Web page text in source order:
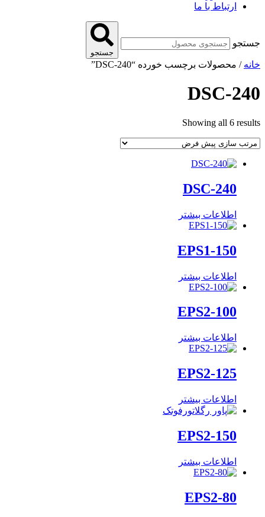
ارتباط با ما
جستجو
جستجو
خانه / محصولات برچسب خورده “DSC-240”
DSC-240
Showing all 6 results
DSC-240
اطلاعات بیشتر
EPS1-150
اطلاعات بیشتر
EPS2-100
اطلاعات بیشتر
EPS2-125
اطلاعات بیشتر
EPS2-150
اطلاعات بیشتر
EPS2-80